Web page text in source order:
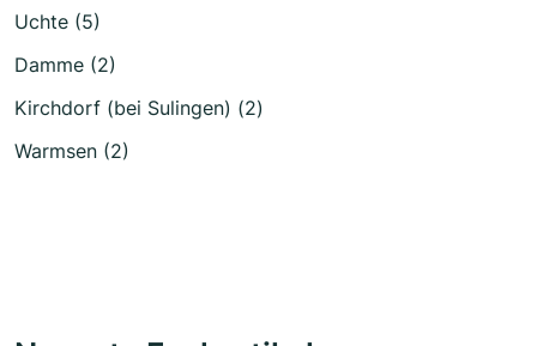
Uchte (5)
Damme (2)
Kirchdorf (bei Sulingen) (2)
Warmsen (2)